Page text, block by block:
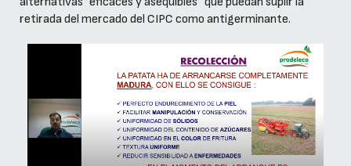
retirada del mercado del CIPC como antigerminante.